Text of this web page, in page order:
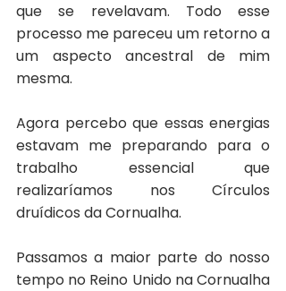
que se revelavam. Todo esse
processo me pareceu um retorno a
um aspecto ancestral de mim
mesma.
Agora percebo que essas energias
estavam me preparando para o
trabalho essencial que
realizaríamos nos Círculos
druídicos da Cornualha.
Passamos a maior parte do nosso
tempo no Reino Unido na Cornualha